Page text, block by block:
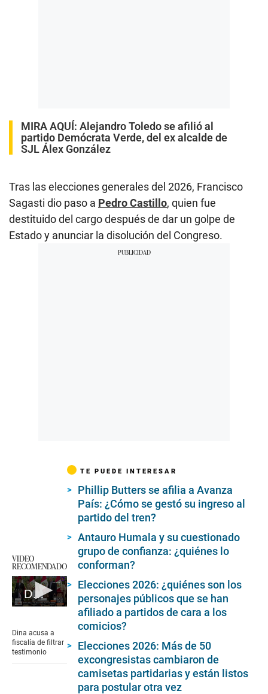
MIRA AQUÍ: Alejandro Toledo se afilió al
partido Demócrata Verde, del ex alcalde de
SJL Álex González
Tras las elecciones generales del 2026, Francisco
Sagasti dio paso a Pedro Castillo, quien fue
destituido del cargo después de dar un golpe de
Estado y anunciar la disolución del Congreso.
VIDEO
RECOMENDADO
Dina acusa a fiscalía de filtrar testimonio
of
5
minutes,
Dina acusa a
fiscalía de filtrar
testimonio
TE PUEDE INTERESAR
Phillip Butters se afilia a Avanza
País: ¿Cómo se gestó su ingreso al
partido del tren?
Antauro Humala y su cuestionado
grupo de confianza: ¿quiénes lo
conforman?
Elecciones 2026: ¿quiénes son los
personajes públicos que se han
afiliado a partidos de cara a los
comicios?
Elecciones 2026: Más de 50
excongresistas cambiaron de
camisetas partidarias y están listos
para postular otra vez